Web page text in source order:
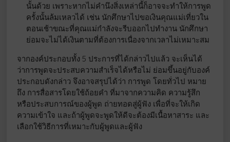
นั้นด้วย เพราะหากไม่คํานึงสิ่งเหล่านี้ก็อาจจะทําให้การพูด
ครั้งนั้นล้มเหลวได้ เช่น นักศึกษาไปขอเงินคุณแม่เที่ยวใน
ตอนเช้าขณะที่คุณแม่กําลังจะรีบออกไปทํางาน นักศึกษา
ย่อมจะไม่ได้เงินตามที่ต้องการเนื่องจากเวลาไม่เหมาะสม
จากองค์ประกอบทั้ง 5 ประการที่ได้กล่าวไปแล้ว จะเห็นได้
ว่าการพูดจะประสบความสําเร็จได้หรือไม่ ย่อมขึ้นอยู่กับองค์
ประกอบดังกล่าว จึงอาจสรุปได้ว่า การพูด โดยทั่วไป หมาย
ถึง การสื่อสารโดยใช้ถ้อยคํา ที่มาจากความคิด ความรู้สึก
หรือประสบการณ์ของผู้พูด ถ่ายทอดสู่ผู้ฟัง เพื่อที่จะให้เกิด
ความเข้าใจ และถ้าผู้พูดจะพูดให้ดีจะต้องมีเนื้อหาสาระ และ
เลือกใช้วิธีการที่เหมาะกับผู้พูดและผู้ฟัง